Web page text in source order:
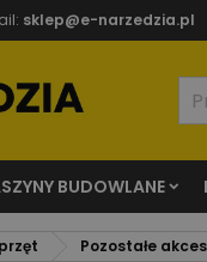
sklep@e-narzedzia.pl
BUDOWLANE
Pozostałe